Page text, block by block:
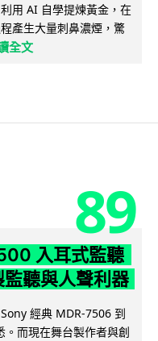
用 AI 自學提煉黃金，在
產生大量刺鼻濃煙，驚
全文
89
入耳式監聽
聽與人聲利器
經典 MDR-7506 到
而現在舞台製作者與創